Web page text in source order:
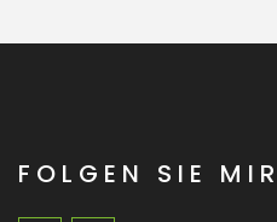
FOLGEN SIE MIR